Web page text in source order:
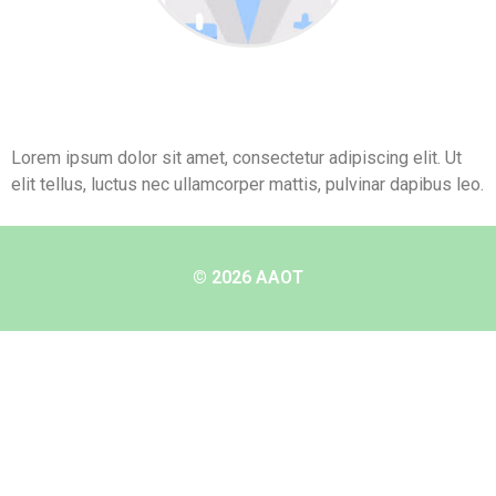
Lorem ipsum dolor sit amet, consectetur adipiscing elit. Ut
elit tellus, luctus nec ullamcorper mattis, pulvinar dapibus leo.
© 2026 AAOT